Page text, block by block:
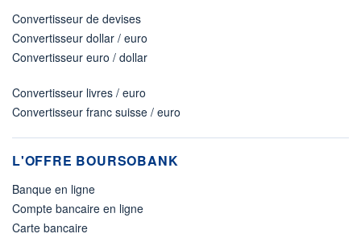
Convertisseur de devises
Convertisseur dollar / euro
Convertisseur euro / dollar
Convertisseur livres / euro
Convertisseur franc suisse / euro
L'OFFRE BOURSOBANK
Banque en ligne
Compte bancaire en ligne
Carte bancaire